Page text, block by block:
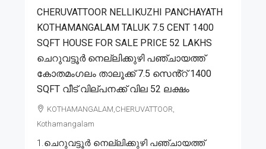
CHERUVATTOOR NELLIKUZHI PANCHAYATH
KOTHAMANGALAM TALUK 7.5 CENT 1400
SQFT HOUSE FOR SALE PRICE 52 LAKHS
ചെറുവട്ടൂർ നെല്ലിക്കുഴി പഞ്ചായത്ത്
കോതമംഗലം താലൂക്ക് 7.5 സെൻ്റ് 1400
SQFT വീട് വില്പനക്ക് വില 52 ലക്ഷം
KOTHAMANGALAM,CHERUVATTOOR,
Kothamangalam
1.ചെറുവട്ടൂർ നെല്ലിക്കുഴി പഞ്ചായത്ത്